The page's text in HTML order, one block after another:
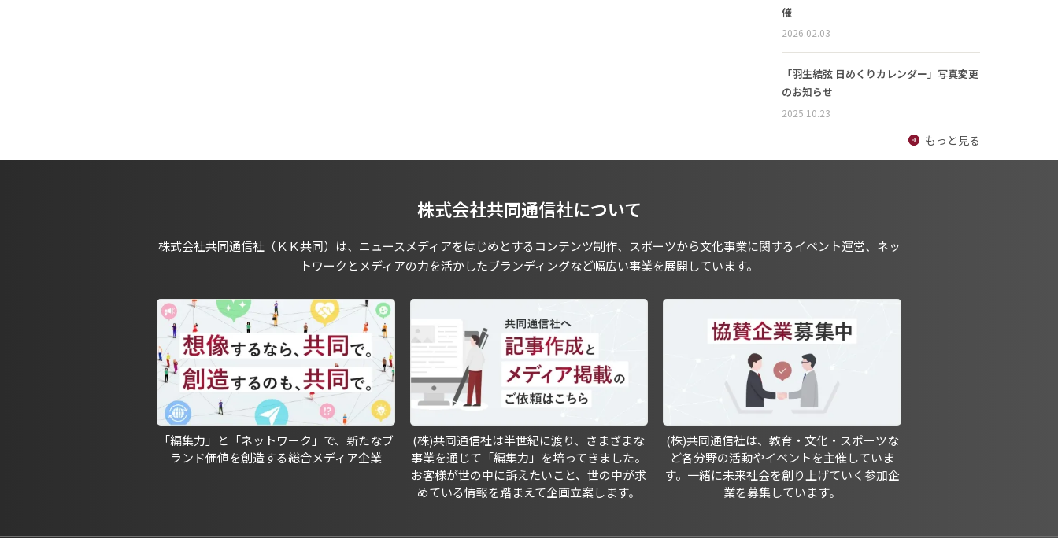
催
2026.02.03
「羽生結弦 日めくりカレンダー」写真変更
のお知らせ
2025.10.23
もっと見る
株式会社共同通信社について
株式会社共同通信社（ＫＫ共同）は、ニュースメディアをはじめとするコンテンツ制作、スポーツから文化事業に関するイベント運営、ネッ
トワークとメディアの力を活かしたブランディングなど幅広い事業を展開しています。
「編集力」と「ネットワーク」で、新たなブ
ランド価値を創造する総合メディア企業
(株)共同通信社は半世紀に渡り、さまざまな
事業を通じて「編集力」を培ってきました。
お客様が世の中に訴えたいこと、世の中が求
めている情報を踏まえて企画立案します。
(株)共同通信社は、教育・文化・スポーツな
ど各分野の活動やイベントを主催していま
す。一緒に未来社会を創り上げていく参加企
業を募集しています。